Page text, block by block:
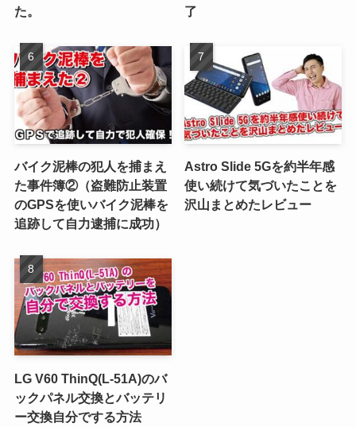
た。
了
バイク泥棒の犯人を捕まえ
た事件簿②（盗難防止装置
のGPSを使いバイク泥棒を
追跡して自力逮捕に成功）
Astro Slide 5Gを約半年感
使い続けて気づいたことを
沢山まとめたレビュー
LG V60 ThinQ(L-51A)のバ
ックパネル交換とバッテリ
ー交換自分でする方法